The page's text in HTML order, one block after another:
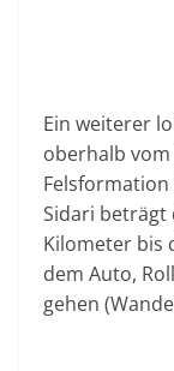
Ein weiterer
oberhalb vom
Sidari beträgt
Kilometer bis
dem Auto,
gehen